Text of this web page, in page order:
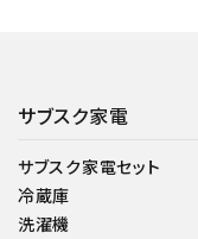
サブスク家電
サブスク家電セット
冷蔵庫
洗濯機